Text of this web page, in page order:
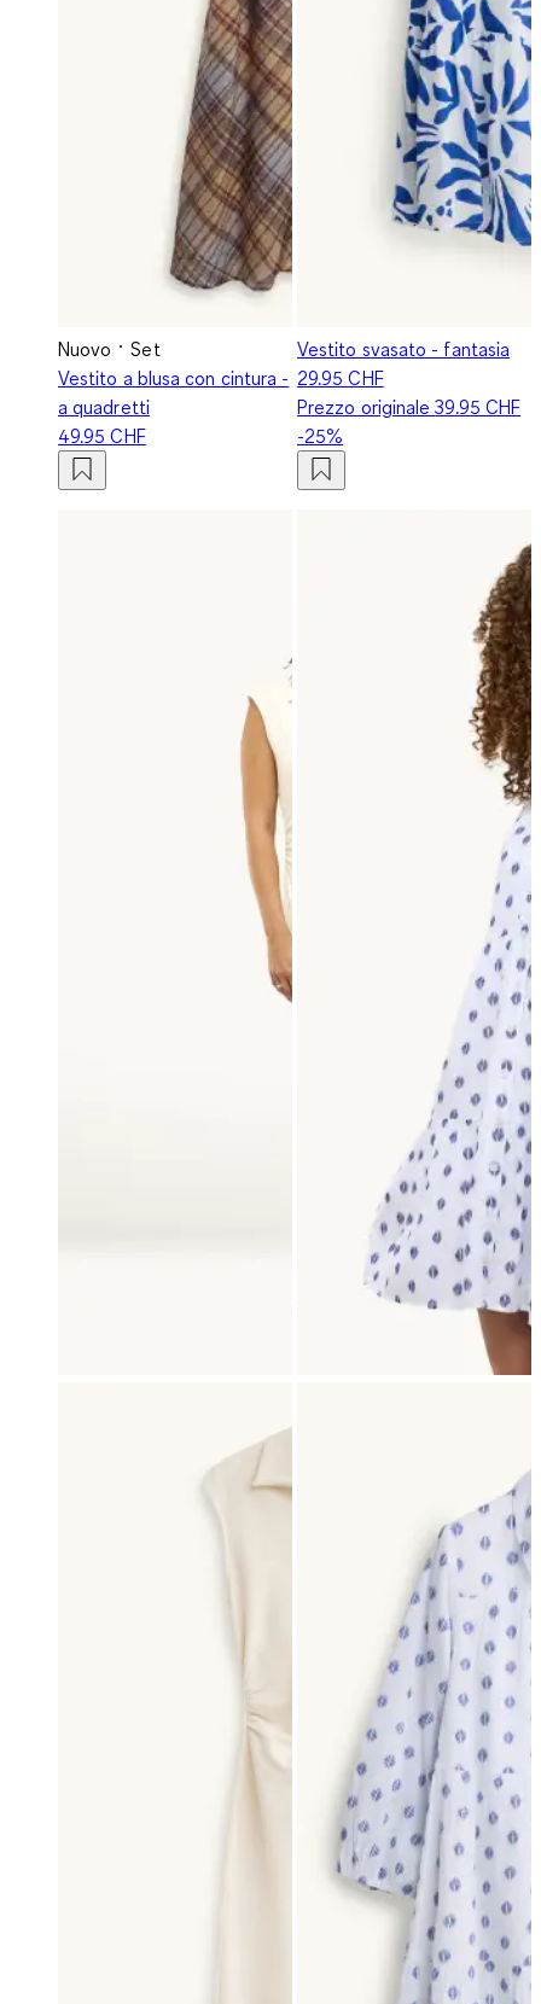
Nuovo
Set
Vestito a blusa con cintura -
a quadretti
49.95 CHF
Vestito svasato - fantasia
29.95 CHF
Prezzo originale39.95 CHF
-25%